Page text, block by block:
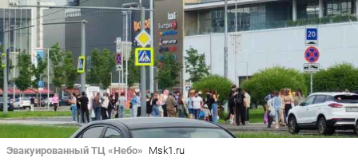
Эвакуированный ТЦ «Небо» Msk1.ru